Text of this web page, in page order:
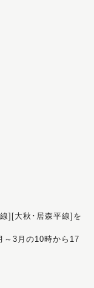
][大秋･居森平線]を
～3月の10時から17